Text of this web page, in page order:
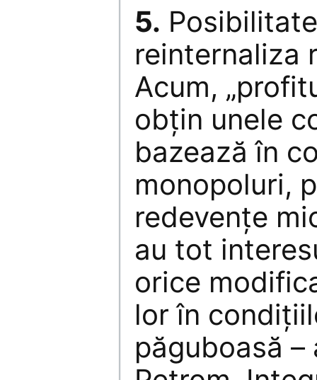
5.
reinternaliza
Acum,
obțin unele
bazează în
monopoluri,
redevențe
au tot
orice
lor în
păguboasă